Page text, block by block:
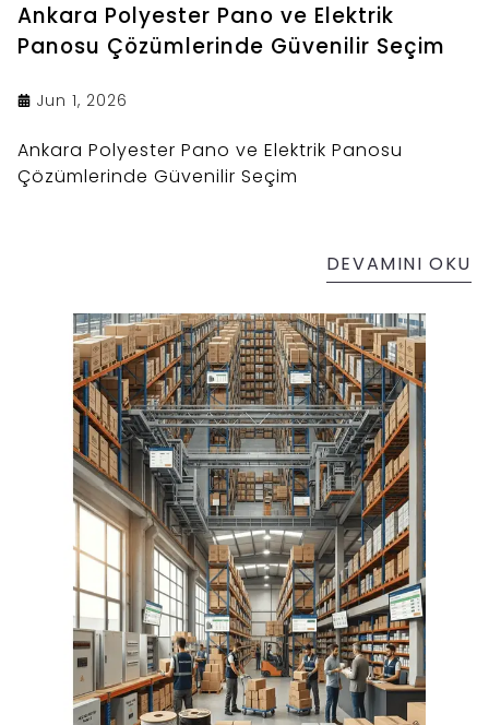
Ankara Polyester Pano ve Elektrik
Panosu Çözümlerinde Güvenilir Seçim
Jun 1, 2026
Ankara Polyester Pano ve Elektrik Panosu
Çözümlerinde Güvenilir Seçim
DEVAMINI OKU